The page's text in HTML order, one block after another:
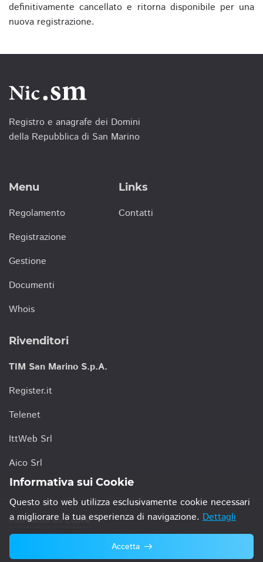
definitivamente cancellato e ritorna disponibile per una
nuova registrazione.
Registro e anagrafe dei Domini
della Repubblica di San Marino
Menu
Regolamento
Registrazione
Gestione
Documenti
Whois
Links
Contatti
Rivenditori
TIM San Marino S.p.A.
Register.it
Telenet
IttWeb Srl
Aico Srl
Informativa sui Cookie
© 2021 TIM San Marino S.p.A.
Informativa sui Cookie
Questo sito web utilizza esclusivamente cookie necessari
a migliorare la tua esperienza di navigazione. Dettagli
Accetta